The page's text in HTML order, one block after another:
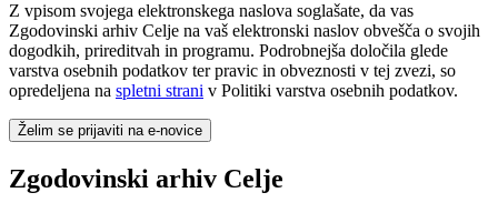
Z vpisom svojega elektronskega naslova soglašate, da vas
Zgodovinski arhiv Celje na vaš elektronski naslov obvešča o svojih
dogodkih, prireditvah in programu. Podrobnejša določila glede
varstva osebnih podatkov ter pravic in obveznosti v tej zvezi, so
opredeljena na spletni strani v Politiki varstva osebnih podatkov.
Želim se prijaviti na e-novice
Zgodovinski arhiv Celje